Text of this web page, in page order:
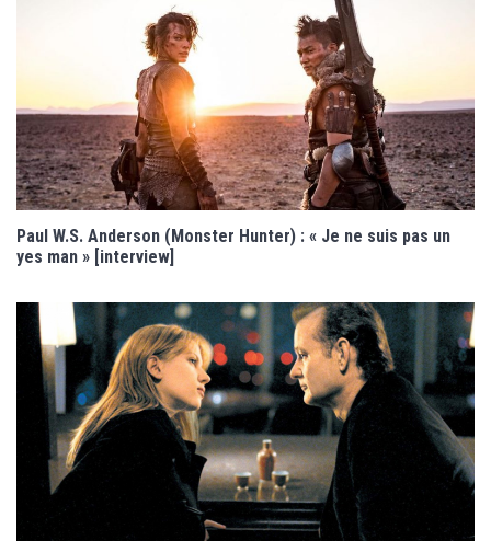
Paul W.S. Anderson (Monster Hunter) : « Je ne suis pas un
yes man » [interview]